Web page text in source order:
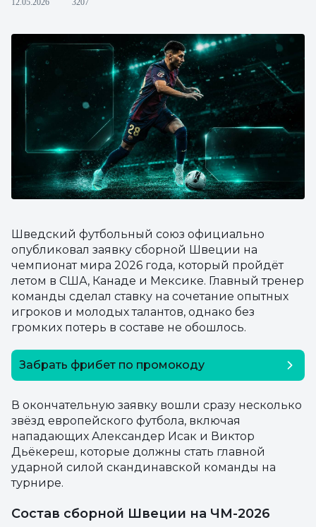
Шведский футбольный союз официально
опубликовал заявку сборной Швеции на
чемпионат мира 2026 года, который пройдёт
летом в США, Канаде и Мексике. Главный тренер
команды сделал ставку на сочетание опытных
игроков и молодых талантов, однако без
громких потерь в составе не обошлось.
Забрать фрибет по промокоду
SEOSECRET
В окончательную заявку вошли сразу несколько
звёзд европейского футбола, включая
нападающих Александер Исак и Виктор
Дьёкереш, которые должны стать главной
ударной силой скандинавской команды на
турнире.
Состав сборной Швеции на ЧМ-2026